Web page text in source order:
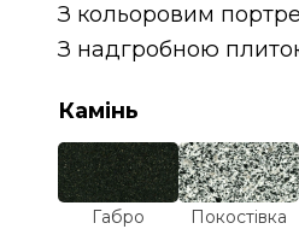
З кольоровим
З надгробною
Камінь
Габро Покостівка